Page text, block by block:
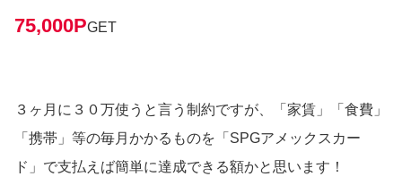
75,000PGET
３ヶ月に３０万使うと言う制約ですが、「家賃」「食費」
「携帯」等の毎月かかるものを「SPGアメックスカー
ド」で支払えば簡単に達成できる額かと思います！